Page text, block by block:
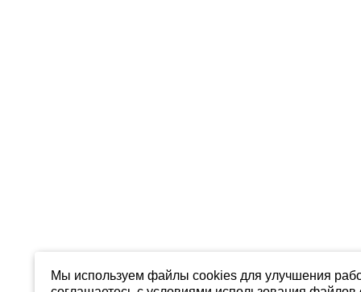
Мы используем файлы cookies для улучшения